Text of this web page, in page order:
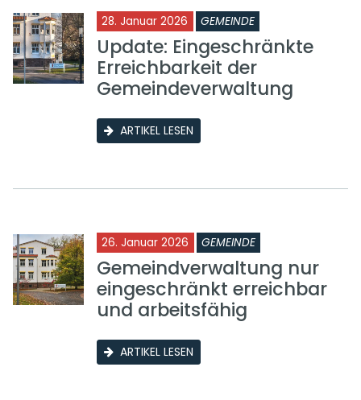
28. Januar 2026 GEMEINDE
Update: Eingeschränkte
Erreichbarkeit der
Gemeindeverwaltung
ARTIKEL LESEN
26. Januar 2026 GEMEINDE
Gemeindverwaltung nur
eingeschränkt erreichbar
und arbeitsfähig
ARTIKEL LESEN